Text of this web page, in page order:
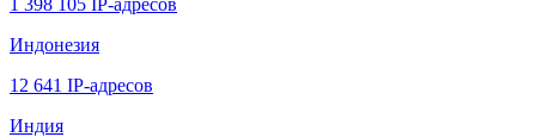
1 398 105 IP-адресов
Индонезия
12 641 IP-адресов
Индия